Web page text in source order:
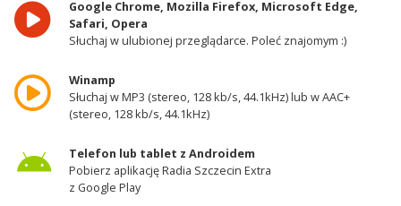
Google Chrome, Mozilla Firefox, Microsoft Edge,
Safari, Opera
Słuchaj w ulubionej przeglądarce. Poleć znajomym :)
Winamp
Słuchaj w MP3 (stereo, 128 kb/s, 44.1kHz) lub w AAC+
(stereo, 128 kb/s, 44.1kHz)
Telefon lub tablet z Androidem
Pobierz aplikację Radia Szczecin Extra
z Google Play